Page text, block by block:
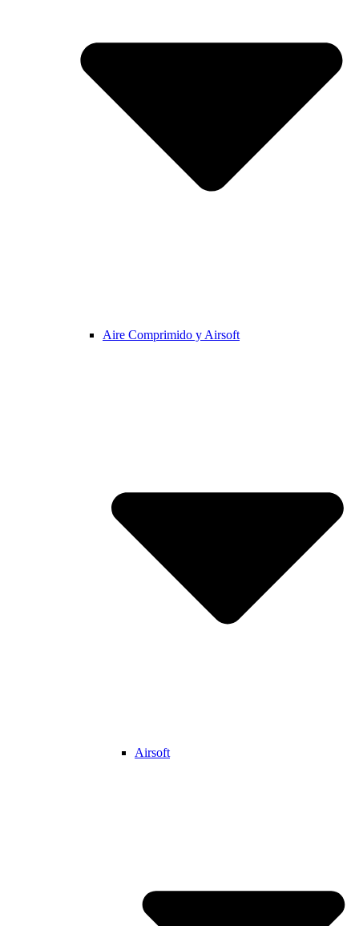
Aire Comprimido y Airsoft
Airsoft